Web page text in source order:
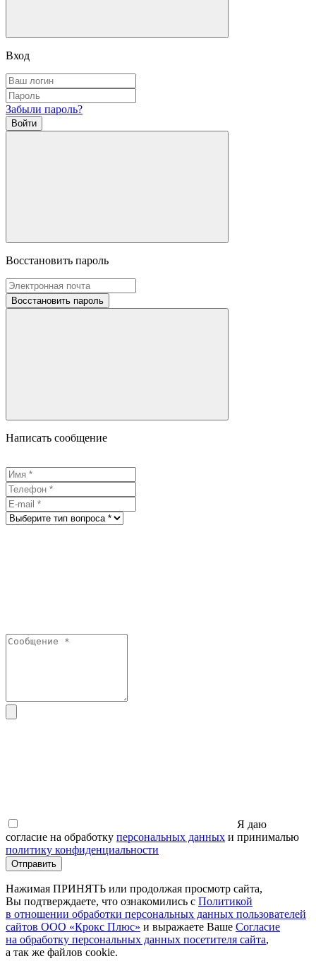
Вход
Забыли пароль?
Войти
Восстановить пароль
Восстановить пароль
Написать сообщение
Я даю
согласие на обработку персональных данных и принималью
политику конфиденциальности
Отправить
Нажимая ПРИНЯТЬ или продолжая просмотр сайта,
Вы подтверждаете, что ознакомились с Политикой
в отношении обработки персональных данных пользователей
сайтов ООО «Крокс Плюс» и выражаете Ваше Согласие
на обработку персональных данных посетителя сайта,
а так же файлов cookie.